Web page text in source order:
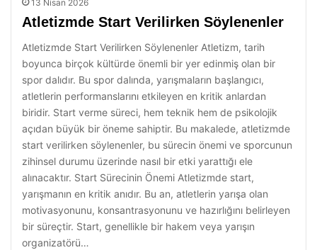
13 Nisan 2026
Atletizmde Start Verilirken Söylenenler
Atletizmde Start Verilirken Söylenenler Atletizm, tarih
boyunca birçok kültürde önemli bir yer edinmiş olan bir
spor dalıdır. Bu spor dalında, yarışmaların başlangıcı,
atletlerin performanslarını etkileyen en kritik anlardan
biridir. Start verme süreci, hem teknik hem de psikolojik
açıdan büyük bir öneme sahiptir. Bu makalede, atletizmde
start verilirken söylenenler, bu sürecin önemi ve sporcunun
zihinsel durumu üzerinde nasıl bir etki yarattığı ele
alınacaktır. Start Sürecinin Önemi Atletizmde start,
yarışmanın en kritik anıdır. Bu an, atletlerin yarışa olan
motivasyonunu, konsantrasyonunu ve hazırlığını belirleyen
bir süreçtir. Start, genellikle bir hakem veya yarışın
organizatörü…